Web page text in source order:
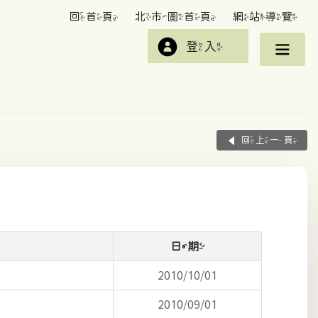
回首頁 北市圖首頁 網站導覽
登入
回上一頁
日期
2010/10/01
2010/09/01